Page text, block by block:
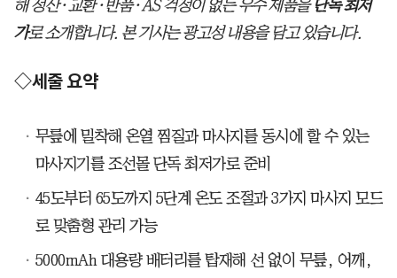
해 정산·교환·반품·AS 걱정이 없는 우수 제품을 단독 최저
가로 소개합니다. 본 기사는 광고성 내용을 담고 있습니다.
◇세줄 요약
무릎에 밀착해 온열 찜질과 마사지를 동시에 할 수 있는
마사지기를 조선몰 단독 최저가로 준비
45도부터 65도까지 5단계 온도 조절과 3가지 마사지 모드
로 맞춤형 관리 가능
5000mAh 대용량 배터리를 탑재해 선 없이 무릎, 어깨,